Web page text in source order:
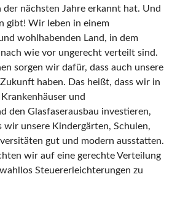
nächsten Jahre erkannt hat. Und
gibt! Wir leben in einem
wohlhabenden Land, in dem
wie vor ungerecht verteilt sind.
sorgen wir dafür, dass auch unsere
haben. Das heißt, dass wir in
und
den Glasfaserausbau investieren,
wir unsere Kindergärten, Schulen,
gut und modern ausstatten.
wir auf eine gerechte Verteilung
Steuererleichterungen zu